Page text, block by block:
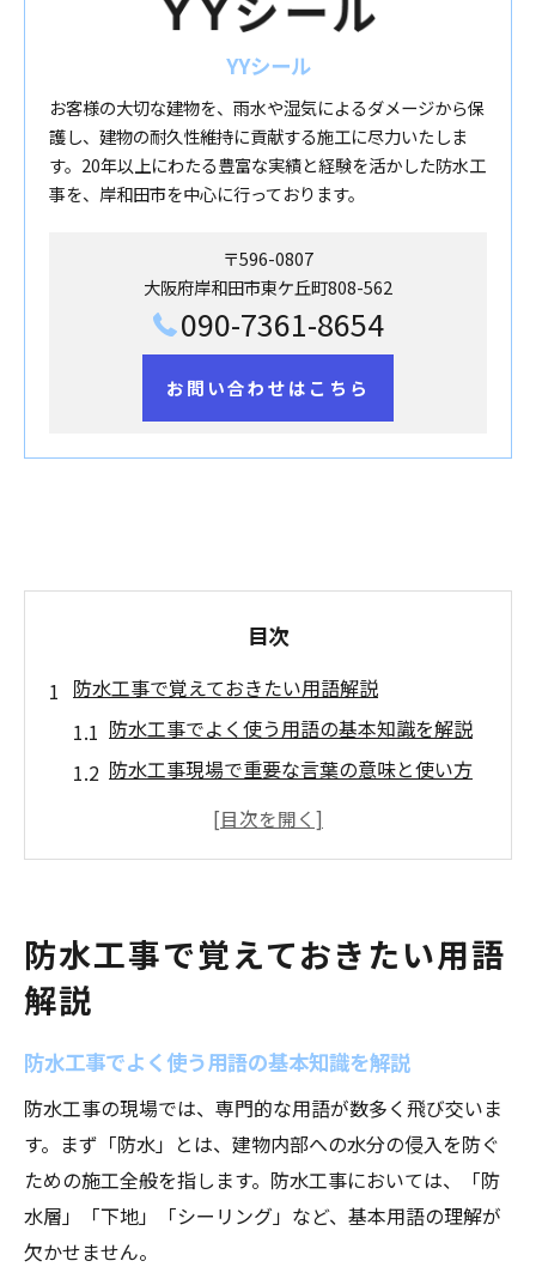
YYシール
お客様の大切な建物を、雨水や湿気によるダメージから保
護し、建物の耐久性維持に貢献する施工に尽力いたしま
す。20年以上にわたる豊富な実績と経験を活かした防水工
事を、岸和田市を中心に行っております。
〒596-0807
大阪府岸和田市東ケ丘町808-562
090-7361-8654
お問い合わせはこちら
目次
防水工事で覚えておきたい用語解説
防水工事でよく使う用語の基本知識を解説
防水工事現場で重要な言葉の意味と使い方
防水用語の種類と現場での活用ポイント
方法
現場で役立つ防水用語の基礎知識
理
防水 巻き上げ など現場用語の意味と特徴
防水工事の工程ごとに覚えるべき用語一覧
シーリング 用語の現場での使い分け方とは
防水屋に必要な基礎用語とその背景知識
防水工事で覚えておきたい用語
解説
防水工事でよく使う用語の基本知識を解説
防水工事の現場では、専門的な用語が数多く飛び交いま
す。まず「防水」とは、建物内部への水分の侵入を防ぐ
ための施工全般を指します。防水工事においては、「防
水層」「下地」「シーリング」など、基本用語の理解が
欠かせません。